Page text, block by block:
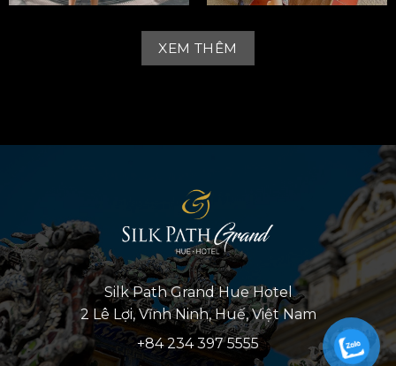
XEM THÊM
Silk Path Grand Hue Hotel
2 Lê Lợi, Vĩnh Ninh, Huế, Việt Nam
+84 234 397 5555